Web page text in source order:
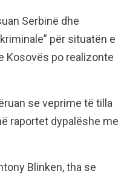
Serbinë dhe
për situatën e
Kosovës po realizonte
se veprime të tilla
raportet dypalëshe me
Blinken, tha se